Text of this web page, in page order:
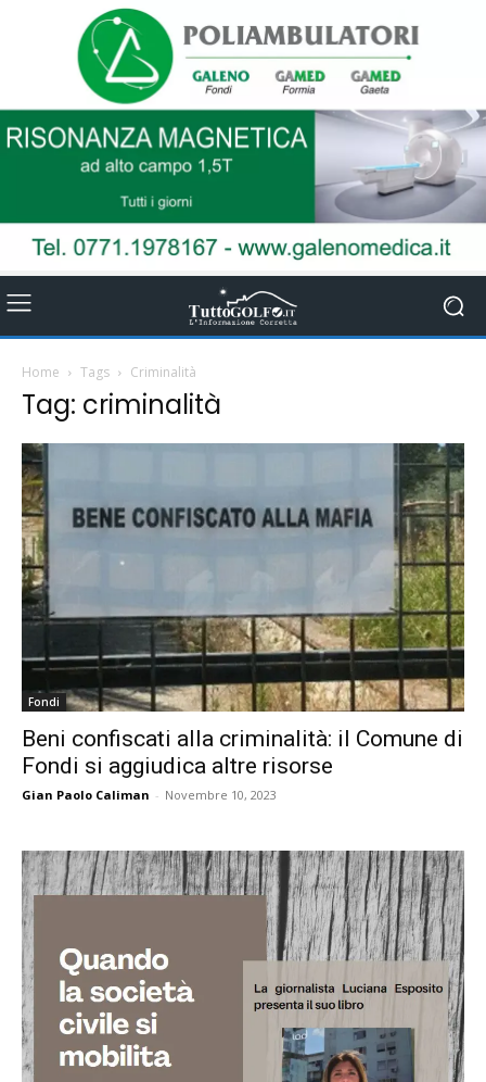
Home Tags Criminalità
Tag: criminalità
Fondi
Beni confiscati alla criminalità: il Comune di
Fondi si aggiudica altre risorse
Gian Paolo Caliman - Novembre 10, 2023